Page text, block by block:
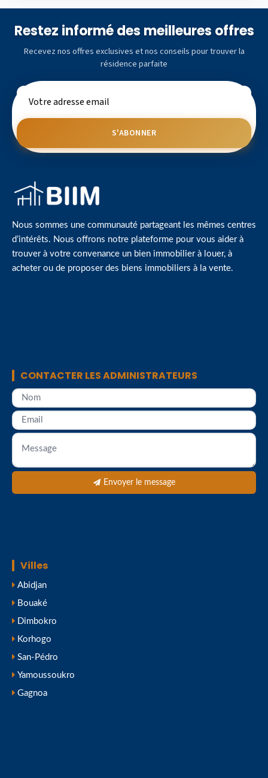
Restez informé des meilleures offres
Recevez nos offres exclusives et nos conseils pour trouver la
résidence parfaite
S'ABONNER
Nous sommes une communauté partageant les mêmes centres
d’intérêts. Nous offrons notre plateforme pour vous aider à
trouver à votre convenance un bien immobilier à louer, à
acheter ou de proposer des biens immobiliers à la vente.
CONTACTER LES ADMINISTRATEURS
Envoyer le message
Villes
Abidjan
Bouaké
Dimbokro
Korhogo
San-Pédro
Yamoussoukro
Gagnoa